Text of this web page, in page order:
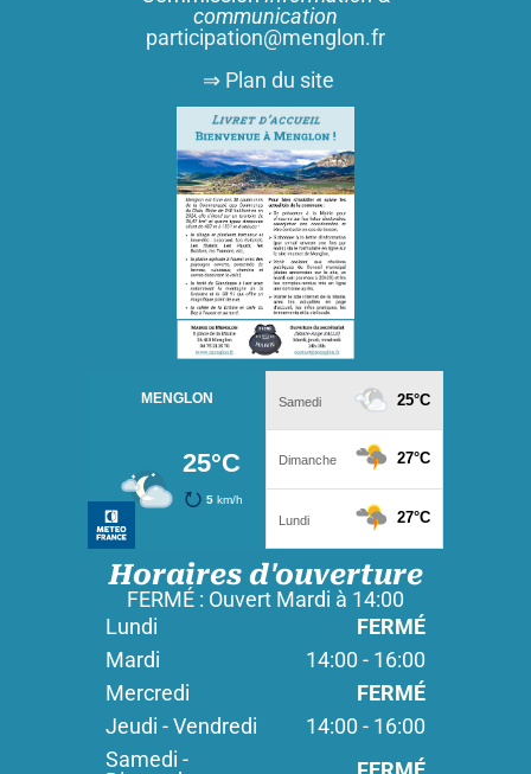
communication
participation@menglon.fr
⇒ Plan du site
Horaires d'ouverture
FERMÉ : Ouvert Mardi à 14:00
Lundi
FERMÉ
Mardi
14:00 - 16:00
Mercredi
FERMÉ
Jeudi - Vendredi
14:00 - 16:00
Samedi -